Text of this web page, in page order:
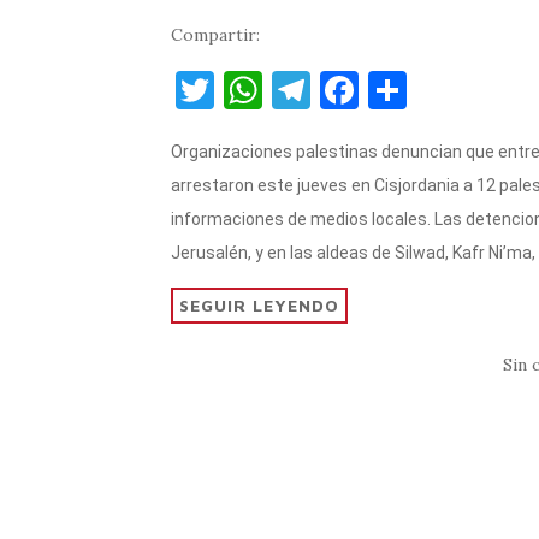
Compartir:
T
it
te
r
W
at
s
A
p
p
T
e
gr
a
m
F
c
e
b
m
p
ar
Organizaciones palestinas denuncian que
arrestaron este jueves en Cisjordania a 12
informaciones de medios locales. Las
Jerusalén, y en las aldeas de Silwad, Kafr
SEGUIR LEYENDO
Sin